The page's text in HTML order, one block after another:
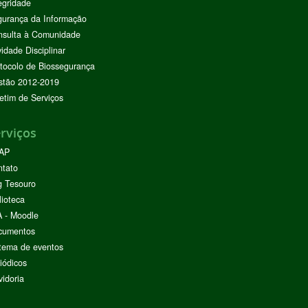
da Informação
à Comunidade
Disciplinar
de Biossegurança
2012-2019
de Serviços
Tesouro
- Moodle
de eventos